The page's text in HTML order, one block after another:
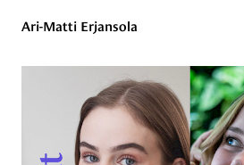
Ari-Matti Erjansola